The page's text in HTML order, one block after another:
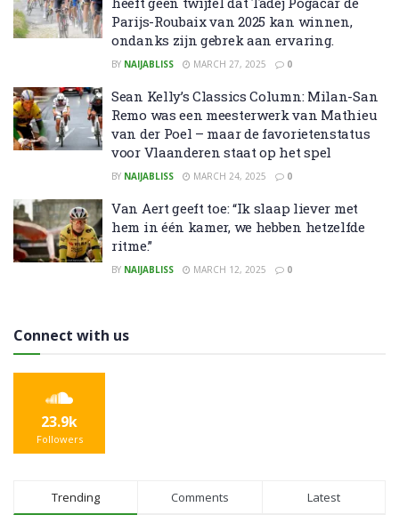
Parijs-Roubaix van 2025 kan winnen,
ondanks zijn gebrek aan ervaring.
BY NAIJABLISS MARCH 27, 2025 0
Sean Kelly’s Classics Column: Milan-San
Remo was een meesterwerk van Mathieu
van der Poel – maar de favorietenstatus
voor Vlaanderen staat op het spel
BY NAIJABLISS MARCH 24, 2025 0
Van Aert geeft toe: “Ik slaap liever met
hem in één kamer, we hebben hetzelfde
ritme.”
BY NAIJABLISS MARCH 12, 2025 0
Connect with us
23.9k
Followers
Trending Comments Latest